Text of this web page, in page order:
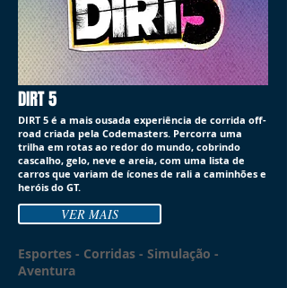
DIRT 5
DIRT 5 é a mais ousada experiência de corrida off-
road criada pela Codemasters. Percorra uma
trilha em rotas ao redor do mundo, cobrindo
cascalho, gelo, neve e areia, com uma lista de
carros que variam de ícones de rali a caminhões e
heróis do GT.
VER MAIS
Esportes - Corridas - Simulação -
Aventura